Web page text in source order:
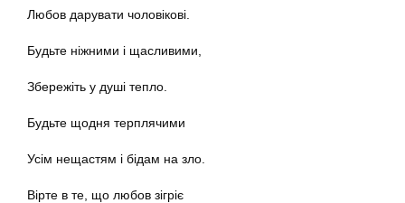
Любов дарувати чоловікові.
Будьте ніжними і щасливими,
Збережіть у душі тепло.
Будьте щодня терплячими
Усім нещастям і бідам на зло.
Вірте в те, що любов зігріє